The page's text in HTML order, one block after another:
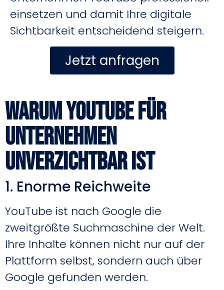
einsetzen und damit Ihre digitale
Sichtbarkeit entscheidend steigern.
Jetzt anfragen
Warum YouTube für
Unternehmen
unverzichtbar ist
1. Enorme Reichweite
YouTube ist nach Google die
zweitgrößte Suchmaschine der Welt.
Ihre Inhalte können nicht nur auf der
Plattform selbst, sondern auch über
Google gefunden werden.